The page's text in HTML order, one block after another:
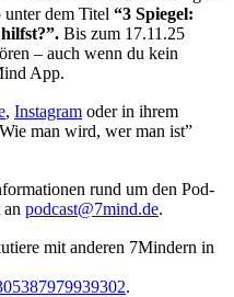
dem Titel “3 Spiegel:
Bis zum 17.11.25
– auch wenn du kein
App.
, Instagram oder in ihrem
man wird, wer man ist”
rund um den Pod­
podcast@7mind.de.
mit anderen 7Mindern in
.